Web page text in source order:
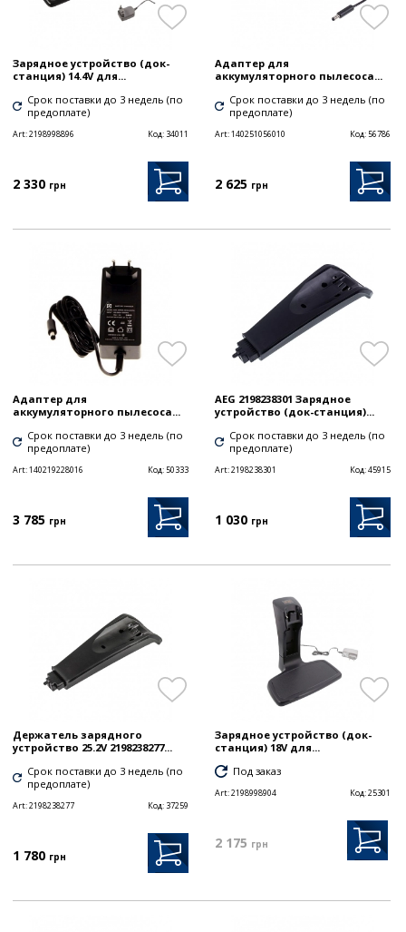
Зарядное устройство (док-
станция) 14.4V для...
Срок поставки до 3 недель (по
предоплате)
Art:2198998896 Код: 34011
2 330 грн
Адаптер для
аккумуляторного пылесоса...
Срок поставки до 3 недель (по
предоплате)
Art:140251056010 Код:56786
2 625 грн
Адаптер для
аккумуляторного пылесоса...
Срок поставки до 3 недель (по
предоплате)
Art:140219228016 Код:50333
3 785 грн
AEG 2198238301 Зарядное
устройство (док-станция)...
Срок поставки до 3 недель (по
предоплате)
Art:2198238301 Код:45915
1 030 грн
Держатель зарядного
устройство 25.2V 2198238277...
Срок поставки до 3 недель (по
предоплате)
Art:2198238277 Код: 37259
1 780 грн
Зарядное устройство (док-
станция) 18V для...
Под заказ
Art:2198998904 Код:25301
2 175 грн